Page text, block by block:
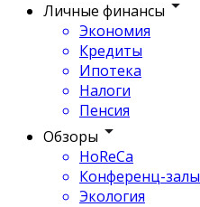
Личные финансы
Экономия
Кредиты
Ипотека
Налоги
Пенсия
Обзоры
HoReCa
Конференц-залы
Экология